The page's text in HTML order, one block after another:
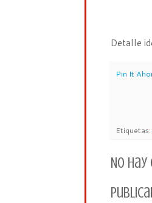
Detalle
Pin It
Etiquetas:
No